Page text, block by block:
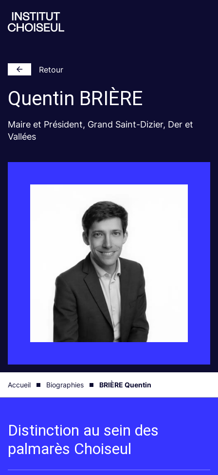
Retour
Quentin BRIÈRE
Maire et Président, Grand Saint-Dizier, Der et
Vallées
Accueil Biographies BRIÈRE Quentin
Distinction au sein des
palmarès Choiseul